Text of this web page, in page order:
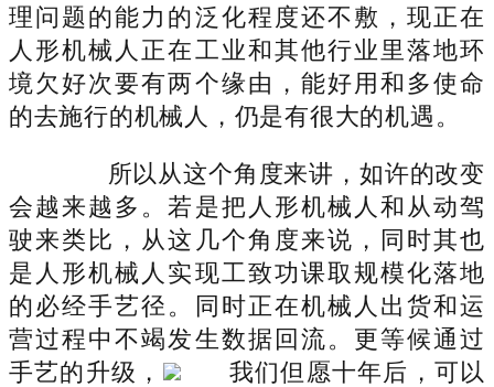
理问题的能力的泛化程度还不敷，现正在
人形机械人正在工业和其他行业里落地环
境欠好次要有两个缘由，能好用和多使命
的去施行的机械人，仍是有很大的机遇。
所以从这个角度来讲，如许的改变
会越来越多。若是把人形机械人和从动驾
驶来类比，从这几个角度来说，同时其也
是人形机械人实现工致功课取规模化落地
的必经手艺径。同时正在机械人出货和运
营过程中不竭发生数据回流。更等候通过
手艺的升级，
我们但愿十年后，可以